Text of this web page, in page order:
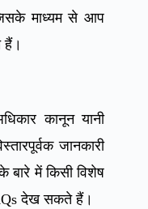
माध्यम से आप
कानून यानी
जानकारी
बारे में किसी विशेष
देख सकते हैं।